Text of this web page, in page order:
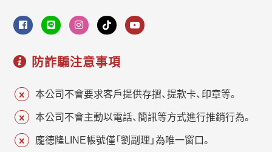
防詐騙注意事項
本公司不會要求客戶提供存摺、提款卡、印章等。
本公司不會主動以電話、簡訊等方式進行推銷行為。
龐德隆LINE帳號僅「劉副理」為唯一窗口。